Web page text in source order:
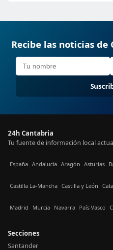
Recibe las noticias
24h Cantabria
Tu fuente de información local
España Andalucía Aragón Asturias
Castilla La-Mancha Castilla y León
Madrid Murcia Navarra País Vasco
Secciones
Santander